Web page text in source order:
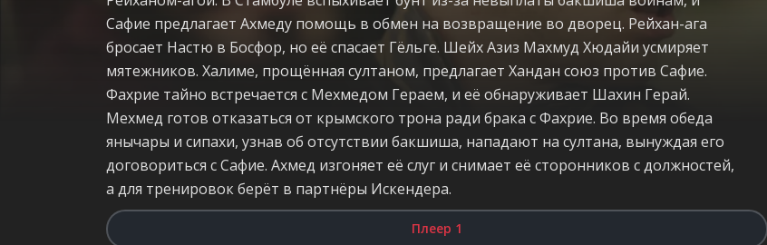
Сафие предлагает Ахмеду помощь в обмен на возвращение во дворец. Рейхан-ага
бросает Настю в Босфор, но её спасает Гёльге. Шейх Азиз Махмуд Хюдайи усмиряет
мятежников. Халиме, прощённая султаном, предлагает Хандан союз против Сафие.
Фахрие тайно встречается с Мехмедом Гераем, и её обнаруживает Шахин Герай.
Мехмед готов отказаться от крымского трона ради брака с Фахрие. Во время обеда
янычары и сипахи, узнав об отсутствии бакшиша, нападают на султана, вынуждая его
договориться с Сафие. Ахмед изгоняет её слуг и снимает её сторонников с должностей,
а для тренировок берёт в партнёры Искендера.
Плеер 1